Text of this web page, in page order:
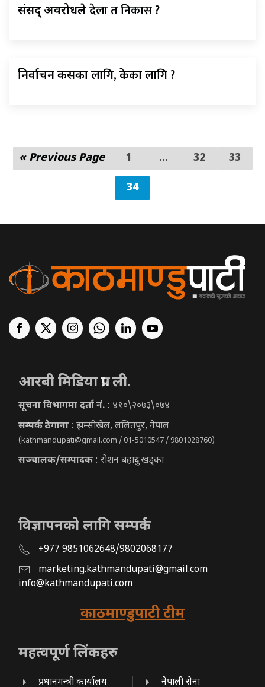
संसद् अवरोधलेदेला त निकास ?
निर्वाचन कसकालागि, केका लागि ?
« Previous Page 1 … 32 33
34
आरबी मिडिया प्रा. ली.
सूचना विभागमा दर्ता नं. : ४१०\२०७३\०७४
सम्पर्क ठेगाना : झम्सीखेल, ललितपुर, नेपाल
(kathmandupati@gmail.com / 01-5010547 / 9801028760)
सञ्चालक/सम्पादक : रोशन बहादुर खड्का
विज्ञापनको लागि सम्पर्क
+977 9851062648/9802068177
marketing.kathmandupati@gmail.com
info@kathmandupati.com
काठमाण्डुपाटी टीम
महत्वपूर्ण लिंकहरु
प्रधानमन्त्री कार्यालय नेपाली सेना